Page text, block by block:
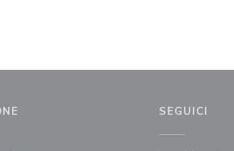
SEGUICI